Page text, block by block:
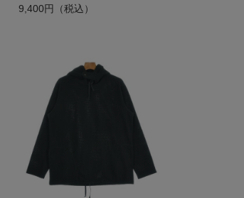
9,400円（税込）